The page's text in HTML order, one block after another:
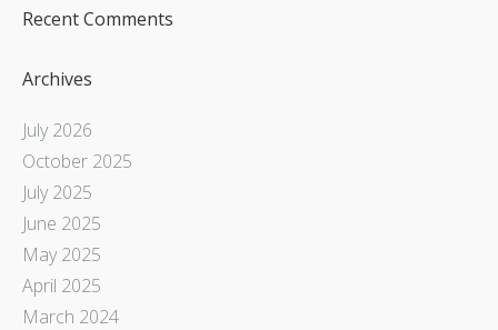
Recent Comments
Archives
July 2026
October 2025
July 2025
June 2025
May 2025
April 2025
March 2024